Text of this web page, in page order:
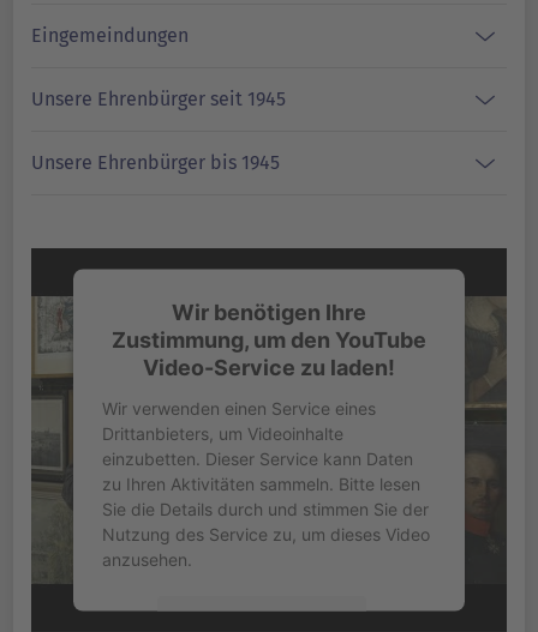
Eingemeindungen
Unsere Ehrenbürger seit 1945
Unsere Ehrenbürger bis 1945
Wir benötigen Ihre
Zustimmung, um den YouTube
Video-Service zu laden!
Wir verwenden einen Service eines
Drittanbieters, um Videoinhalte
einzubetten. Dieser Service kann Daten
zu Ihren Aktivitäten sammeln. Bitte lesen
Sie die Details durch und stimmen Sie der
Nutzung des Service zu, um dieses Video
anzusehen.